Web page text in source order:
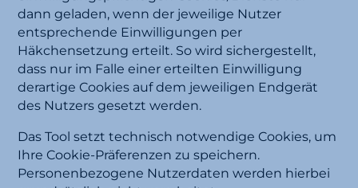
dann geladen, wenn der jeweilige Nutzer
entsprechende Einwilligungen per
Häkchensetzung erteilt. So wird sichergestellt,
dass nur im Falle einer erteilten Einwilligung
derartige Cookies auf dem jeweiligen Endgerät
des Nutzers gesetzt werden.
Das Tool setzt technisch notwendige Cookies, um
Ihre Cookie-Präferenzen zu speichern.
Personenbezogene Nutzerdaten werden hierbei